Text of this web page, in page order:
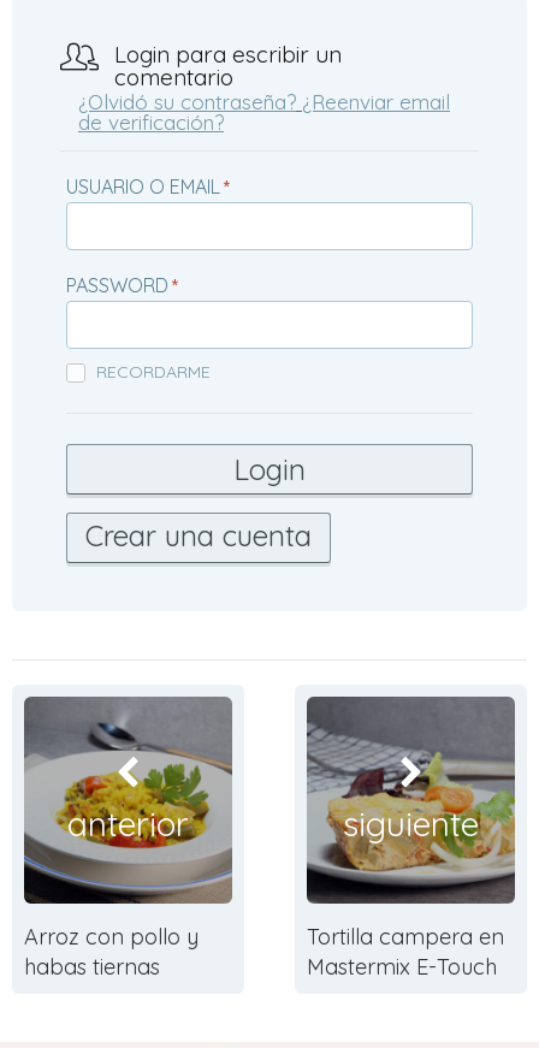
Login para escribir un
comentario
¿Olvidó su contraseña? ¿Reenviar email
de verificación?
USUARIO O EMAIL *
PASSWORD *
RECORDARME
Crear una cuenta
anterior
Arroz con pollo y
habas tiernas
siguiente
Tortilla campera en
Mastermix E-Touch